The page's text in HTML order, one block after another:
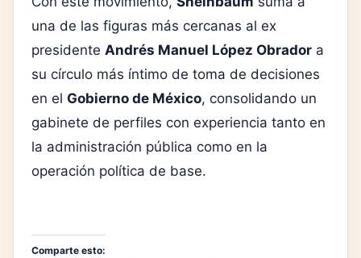
una de las figuras más cercanas al ex
presidente Andrés Manuel López Obrador a
su círculo más íntimo de toma de decisiones
en el Gobierno de México, consolidando un
gabinete de perfiles con experiencia tanto en
la administración pública como en la
operación política de base.
Comparte esto: